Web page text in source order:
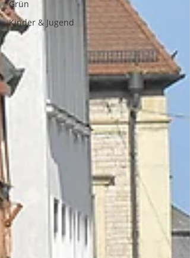
Grün
Kinder & Jugend